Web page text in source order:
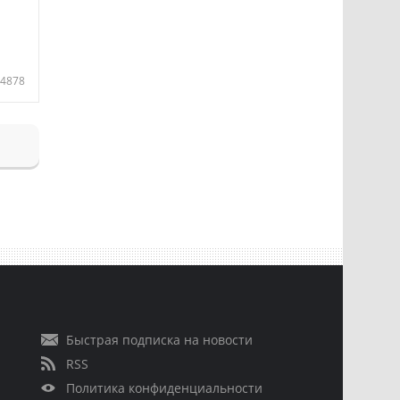
4878
Быстрая подписка на новости
RSS
Политика конфиденциальности